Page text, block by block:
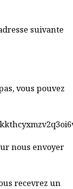
suivante
vous pouvez
nous envoyer
recevrez un